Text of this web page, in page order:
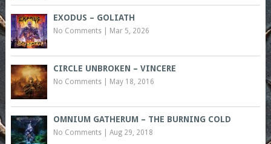
EXODUS – GOLIATH
No Comments| Mar 5, 2026
CIRCLE UNBROKEN – VINCERE
No Comments| May 18, 2016
OMNIUM GATHERUM – THE BURNING COLD
No Comments| Aug 29, 2018